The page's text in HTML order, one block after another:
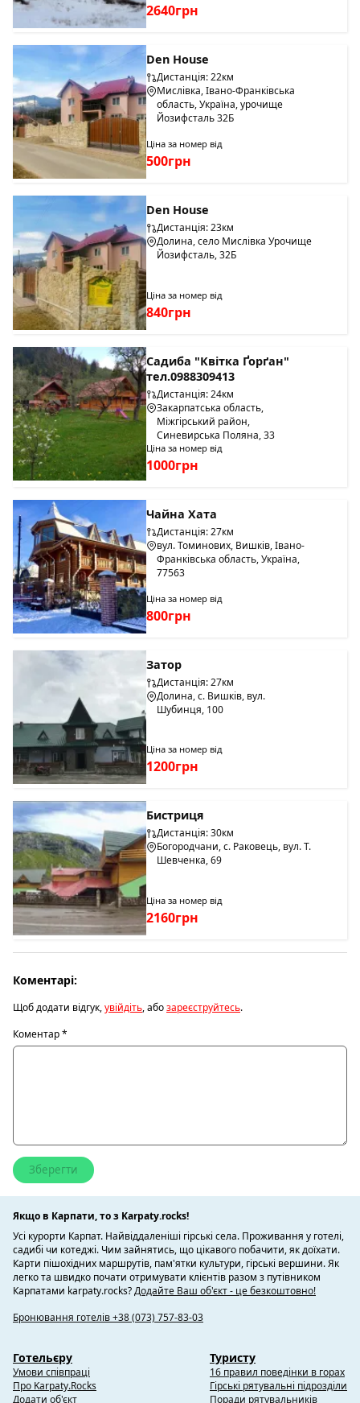
2640грн
Den House
Дистанція: 22км
Мислівка, Івано-Франківська
область, Україна, урочище
Йозифсталь 32Б
Ціна за номер від
500грн
Den House
Дистанція: 23км
Долина, село Мислівка Урочище
Йозифсталь, 32Б
Ціна за номер від
840грн
Садиба "Квітка Ґорґан"
тел.0988309413
Дистанція: 24км
Закарпатська область,
Міжгірський район,
Синевирська Поляна, 33
Ціна за номер від
1000грн
Чайна Хата
Дистанція: 27км
вул. Томинових, Вишків, Івано-
Франківська область, Україна,
77563
Ціна за номер від
800грн
Затор
Дистанція: 27км
Долина, с. Вишків, вул.
Шубинця, 100
Ціна за номер від
1200грн
Бистриця
Дистанція: 30км
Богородчани, с. Раковець, вул. Т.
Шевченка, 69
Ціна за номер від
2160грн
Коментарі:
Щоб додати відгук,увійдіть, абозареєструйтесь.
Коментар*
Якщо в Карпати, то з Karpaty.rocks!
Усі курорти Карпат. Найвіддаленіші гірські села. Проживання у готелі,
садибі чи котеджі. Чим зайнятись, що цікавого побачити, як доїхати.
Карти пішохідних маршрутів, пам'ятки культури, гірські вершини. Як
легко та швидко почати отримувати клієнтів разом з путівником
Карпатами karpaty.rocks?Додайте Ваш об'єкт - це безкоштовно!
Бронювання готелів +38 (073) 757-83-03
Готельєру
Умови співпраці
Про Karpaty.Rocks
Додати об'єкт
Туристу
16 правил поведінки в горах
Гірські рятувальні підрозділи
Поради рятувальників